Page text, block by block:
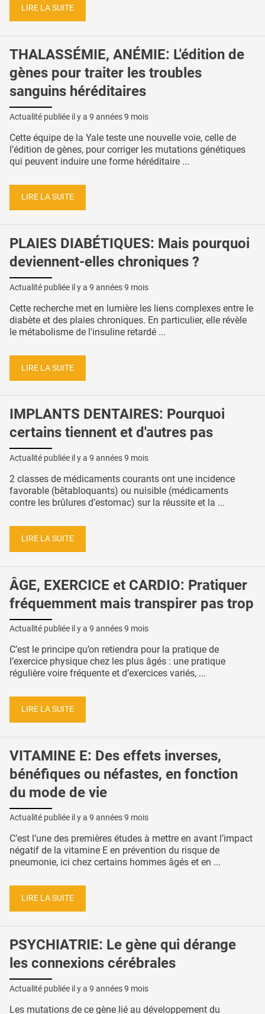
LIRE LA SUITE
THALASSÉMIE, ANÉMIE: L'édition de
gènes pour traiter les troubles
sanguins héréditaires
Actualité publiée il y a 9 années 9 mois
Cette équipe de la Yale teste une nouvelle voie, celle de
l’édition de gènes, pour corriger les mutations génétiques
qui peuvent induire une forme héréditaire ...
LIRE LA SUITE
PLAIES DIABÉTIQUES: Mais pourquoi
deviennent-elles chroniques ?
Actualité publiée il y a 9 années 9 mois
Cette recherche met en lumière les liens complexes entre le
diabète et des plaies chroniques. En particulier, elle révèle
le métabolisme de l'insuline retardé ...
LIRE LA SUITE
IMPLANTS DENTAIRES: Pourquoi
certains tiennent et d'autres pas
Actualité publiée il y a 9 années 9 mois
2 classes de médicaments courants ont une incidence
favorable (bêtabloquants) ou nuisible (médicaments
contre les brûlures d’estomac) sur la réussite et la ...
LIRE LA SUITE
ÂGE, EXERCICE et CARDIO: Pratiquer
fréquemment mais transpirer pas trop
Actualité publiée il y a 9 années 9 mois
C’est le principe qu’on retiendra pour la pratique de
l’exercice physique chez les plus âgés : une pratique
régulière voire fréquente et d’exercices variés, ...
LIRE LA SUITE
VITAMINE E: Des effets inverses,
bénéfiques ou néfastes, en fonction
du mode de vie
Actualité publiée il y a 9 années 9 mois
C’est l’une des premières études à mettre en avant l’impact
négatif de la vitamine E en prévention du risque de
pneumonie, ici chez certains hommes âgés et en ...
LIRE LA SUITE
PSYCHIATRIE: Le gène qui dérange
les connexions cérébrales
Actualité publiée il y a 9 années 9 mois
Les mutations de ce gène lié au développement du